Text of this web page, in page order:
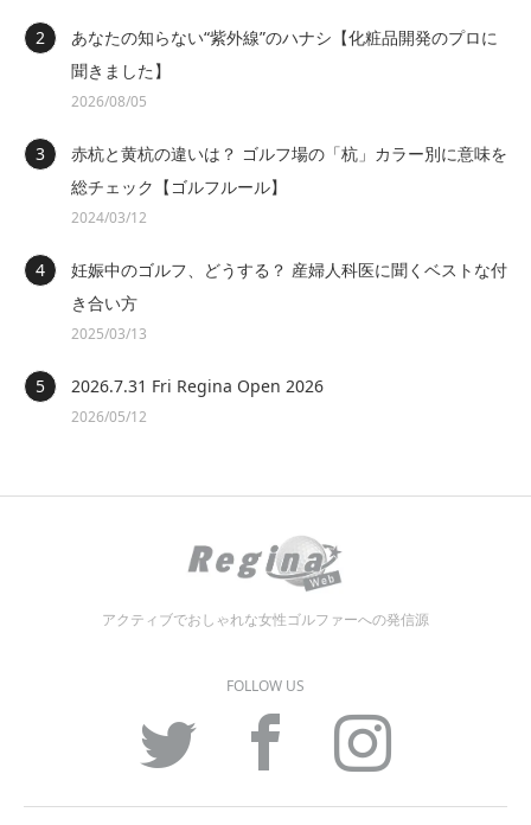
あなたの知らない“紫外線”のハナシ【化粧品開発のプロに
聞きました】
2026/08/05
赤杭と黄杭の違いは？ ゴルフ場の「杭」カラー別に意味を
総チェック【ゴルフルール】
2024/03/12
妊娠中のゴルフ、どうする？ 産婦人科医に聞くベストな付
き合い方
2025/03/13
2026.7.31 Fri Regina Open 2026
2026/05/12
アクティブでおしゃれな女性ゴルファーへの発信源
FOLLOW US
Facebook Instagram